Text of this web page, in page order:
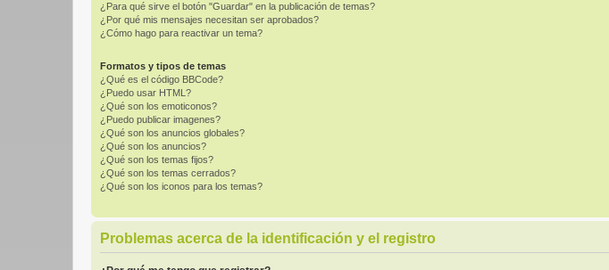
¿Para qué sirve el botón "Guardar" en la publicación de temas?
¿Por qué mis mensajes necesitan ser aprobados?
¿Cómo hago para reactivar un tema?
Formatos y tipos de temas
¿Qué es el código BBCode?
¿Puedo usar HTML?
¿Qué son los emoticonos?
¿Puedo publicar imagenes?
¿Qué son los anuncios globales?
¿Qué son los anuncios?
¿Qué son los temas fijos?
¿Qué son los temas cerrados?
¿Qué son los iconos para los temas?
Problemas acerca de la identificación y el registro